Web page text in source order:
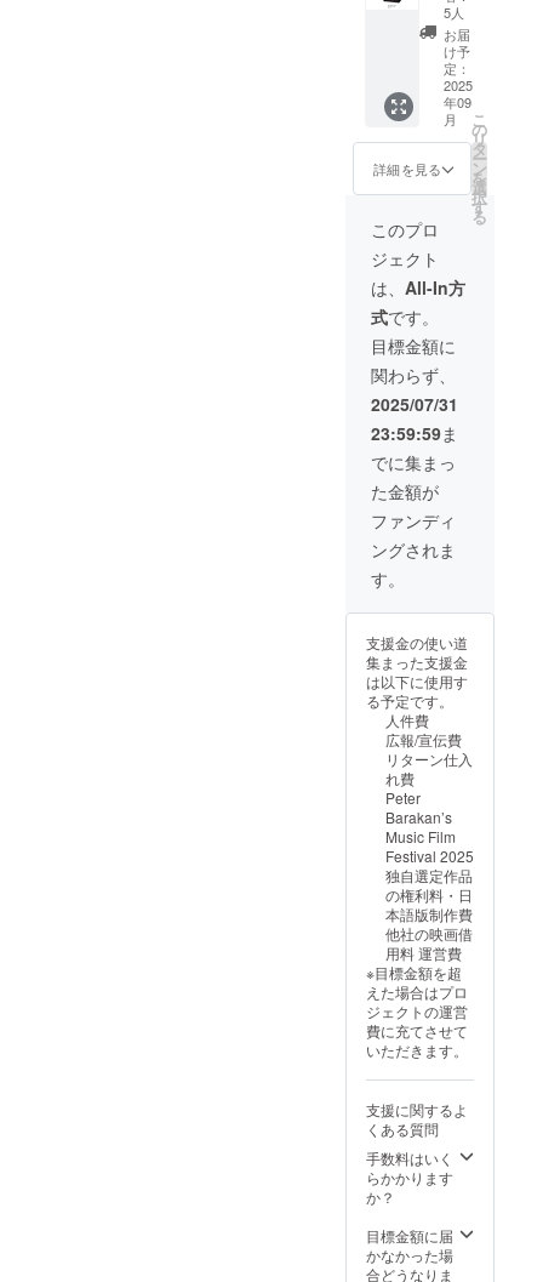
ン入り
ポスト
カード
支援
時、必
ず備考
欄にエ
ンド
ロール
される
をご記
入くだ
さい
する映
画祭の
打ち上
げ（日
時未
定）に
参加で
きま
す。
（スケ
ルが合
わない
場合は
ご容赦
くださ
い）
Peter
Baraka
n's
Music
Film
Festival
2025を
デザイ
ンした
トート
バッグ
を提供
体：約
0×130(
mm) 持
ち手：
約
20×520
(mm)
Peter
Music
Film
Festival
2025を
デザイ
ンしたT
シャツ
を提供
しま
す。 ・
サイズ
展開：
S, M,
L,XL
ターさ
んサイ
ン入り
ポスト
カード
しま
す。 映
画上映
5人
お届
け予
定：
2025
年09
月
詳細を見る
こ
の
リ
タ
ー
ン
を
選
択
す
る
このプロ
ジェクト
は、 All-In方
式です。
目標金額に
関わらず、
2025/07/31
23:59:59ま
でに集まっ
た金額が
ファンディ
ングされま
す。
支援金の使い道
集まった支援金
は以下に使用す
る予定です。
人件費
広報/宣伝費
リターン仕入
れ費
Peter
Barakan’s
Music Film
Festival 2025
独自選定作品
の権利料・日
本語版制作費
他社の映画借
用料 運営費
※目標金額を超
えた場合はプロ
ジェクトの運営
費に充てさせて
いただきます。
支援に関するよ
くある質問
手数料はいく
らかかります
か？
目標金額に届
かなかった場
合どうなりま